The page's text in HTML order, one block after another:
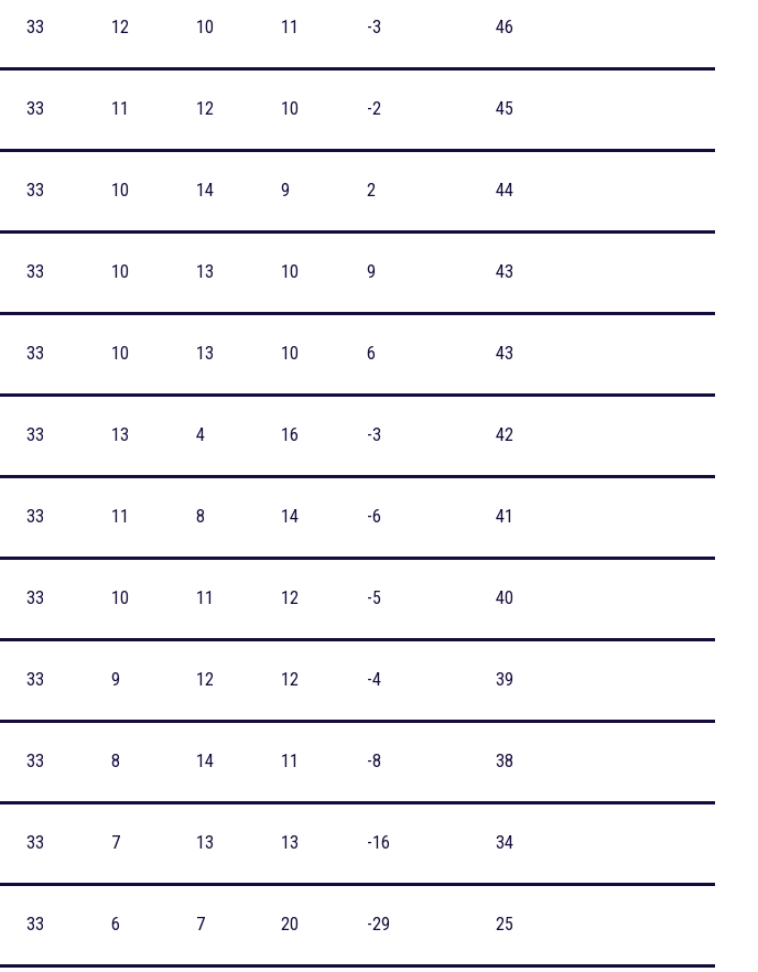
33 12 10 11 -3 46
33 11 12 10 -2 45
33 10 14 9 2 44
33 10 13 10 9 43
33 10 13 10 6 43
33 13 4 16 -3 42
33 11 8 14 -6 41
33 10 11 12 -5 40
33 9 12 12 -4 39
33 8 14 11 -8 38
33 7 13 13 -16 34
33 6 7 20 -29 25